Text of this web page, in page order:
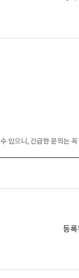
있으니, 긴급한 문의는
등